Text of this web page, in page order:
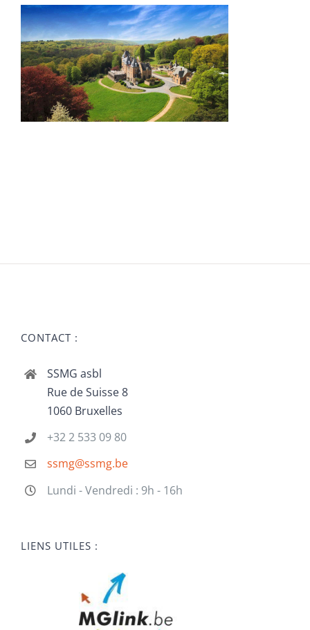
CONTACT :
SSMG asbl
Rue de Suisse 8
1060 Bruxelles
+32 2 533 09 80
ssmg@ssmg.be
Lundi - Vendredi : 9h - 16h
LIENS UTILES :